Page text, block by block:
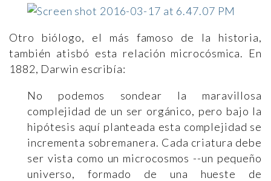
Otro biólogo, el más famoso de la historia,
también atisbó esta relación microcósmica. En
1882, Darwin escribía:
No podemos sondear la maravillosa
complejidad de un ser orgánico, pero bajo la
hipótesis aquí planteada esta complejidad se
incrementa sobremanera. Cada criatura debe
ser vista como un microcosmos --un pequeño
universo, formado de una hueste de